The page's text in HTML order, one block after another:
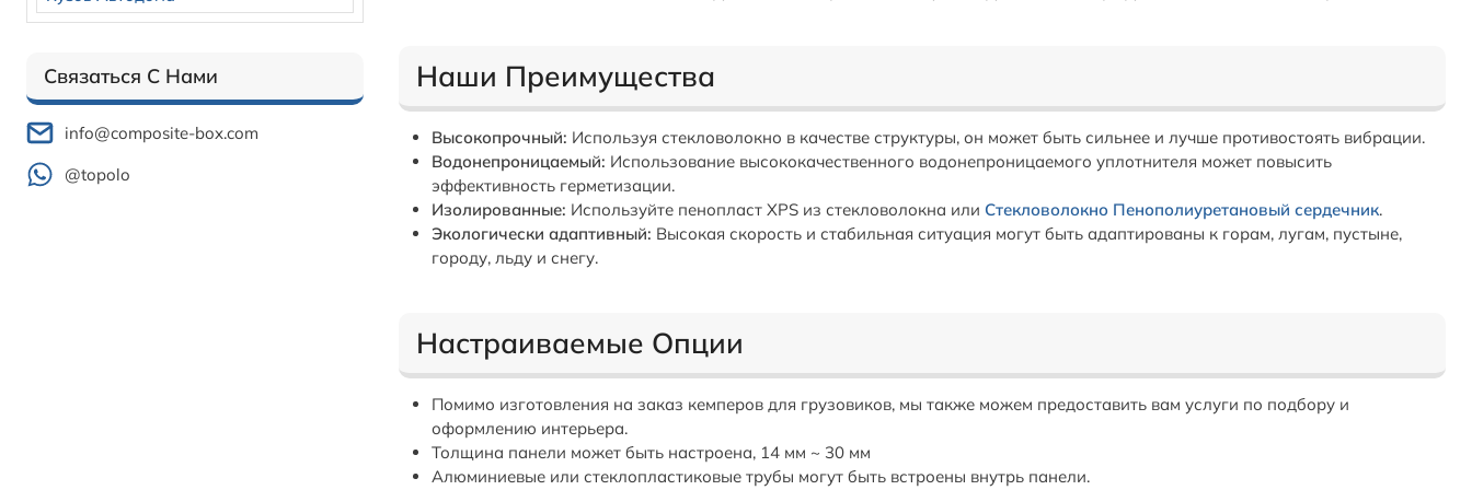
Связаться С Нами
info@composite-box.com
@topolo
Наши Преимущества
Высокопрочный: Используя стекловолокно в качестве структуры, он может быть сильнее и лучше противостоять вибрации.
Водонепроницаемый: Использование высококачественного водонепроницаемого уплотнителя может повысить
эффективность герметизации.
Изолированные: Используйте пенопласт XPS из стекловолокна или Стекловолокно Пенополиуретановый сердечник.
Экологически адаптивный: Высокая скорость и стабильная ситуация могут быть адаптированы к горам, лугам, пустыне,
городу, льду и снегу.
Настраиваемые Опции
Помимо изготовления на заказ кемперов для грузовиков, мы также можем предоставить вам услуги по подбору и
оформлению интерьера.
Толщина панели может быть настроена, 14 мм ~ 30 мм
Алюминиевые или стеклопластиковые трубы могут быть встроены внутрь панели.